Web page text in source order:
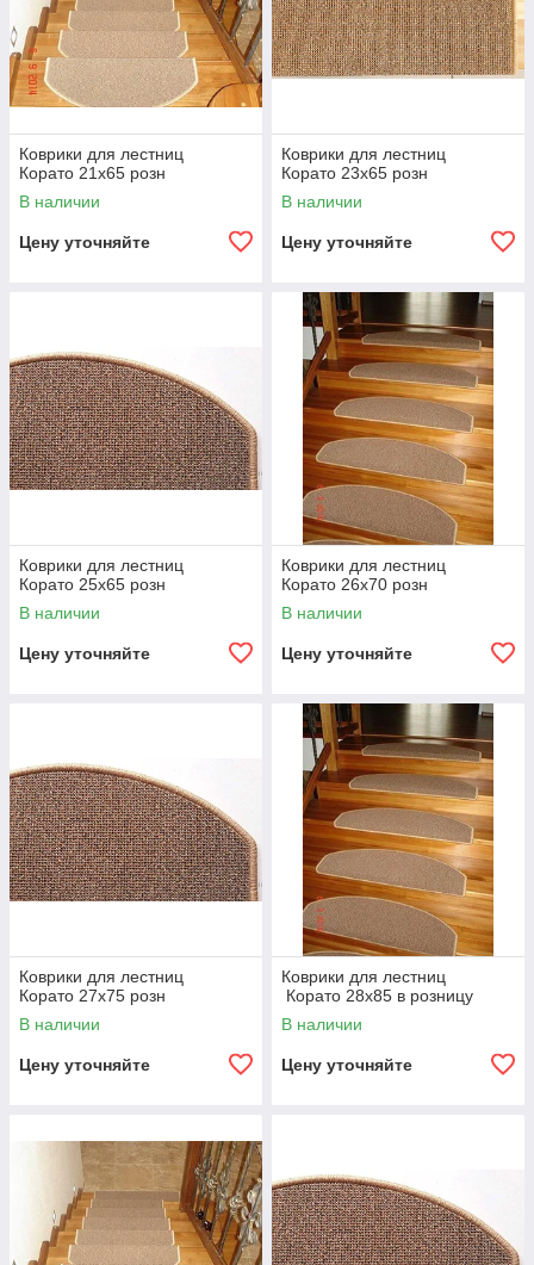
Коврики для лестниц
Корато 21x65 розн
В наличии
Цену уточняйте
Коврики для лестниц
Корато 23x65 розн
В наличии
Цену уточняйте
Коврики для лестниц
Корато 25x65 розн
В наличии
Цену уточняйте
Коврики для лестниц
Корато 26x70 розн
В наличии
Цену уточняйте
Коврики для лестниц
Корато 27x75 розн
В наличии
Цену уточняйте
Коврики для лестниц
Корато 28x85 в розницу
В наличии
Цену уточняйте